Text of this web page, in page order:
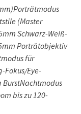
(Master
Schwarz-Weiß-
Porträtobjektiv
für
Fokus/Eye-
bis zu 120-